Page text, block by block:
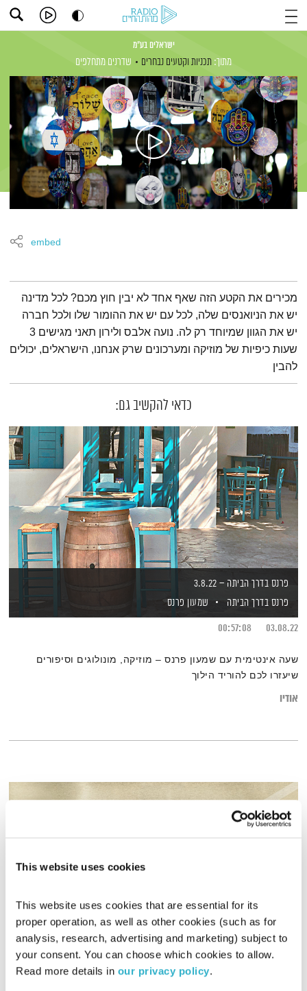
This website uses cookies
This website uses cookies that are essential for its
proper operation, as well as other cookies (such as for
analysis, research, advertising and marketing) subject to
your consent. You can choose which cookies to allow.
Read more details in our privacy policy.
ישראלים בע"מ
מתוך: תכניות וקטעים נבחרים שדרנים מתחלפים
embed
תמצית הפודקאסט
מכירים את הקטע הזה שאף אחד לא יבין חוץ מכם? לכל מדינה
יש את הניואנסים שלה, לכל עם יש את ההומור שלו ולכל חברה
יש את הגוון שמיוחד רק לה. נועה אלבס ולירון תאני מגישים 3
שעות כיפיות של מוזיקה ומערכונים שרק אנחנו, הישראלים, יכולים
להבין
כדאי להקשיב גם:
פרנס בדרך הביתה – 3.8.22
פרנס בדרך הביתה
שמעון פרנס
03.08.22
00:57:08
שעה אינטימית עם שמעון פרנס – מוזיקה, מונולוגים וסיפורים
שיעזרו לכם להוריד הילוך
אודיו
כל יום מחדש – 28.2.21
כל יום מחדש
אמיר פרי